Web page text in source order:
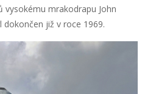
mrakodrapu John
dokončen již v roce 1969.